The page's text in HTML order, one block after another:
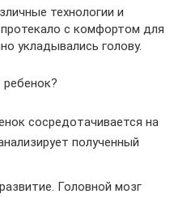
технологии и
с комфортом для
укладывались голову.
сосредотачивается на
полученный
Головной мозг